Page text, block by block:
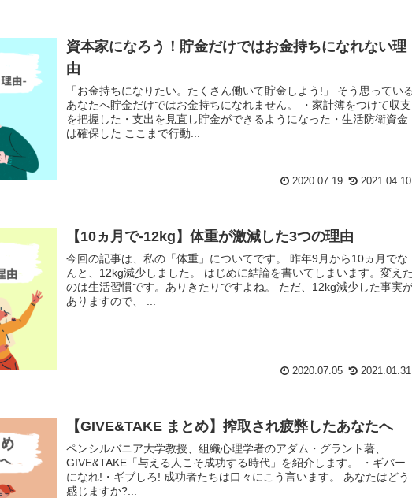
資本家になろう！貯金だけではお金持ちになれない理
由
「お金持ちになりたい。たくさん働いて貯金しよう!」 そう思っている
あなたへ貯金だけではお金持ちになれません。 ・家計簿をつけて収支
を把握した・支出を見直し貯金ができるようになった・生活防衛資金
は確保した ここまで行動...
2020.07.19 2021.04.10
【10ヵ月で-12kg】体重が激減した3つの理由
今回の記事は、私の「体重」についてです。 昨年9月から10ヵ月でな
んと、12kg減少しました。 はじめに結論を書いてしまいます。変えた
のは生活習慣です。ありきたりですよね。 ただ、12kg減少した事実が
2020.07.05 2021.01.31
【GIVE&TAKE まとめ】搾取され疲弊したあなたへ
ペンシルバニア大学教授、組織心理学者のアダム・グラント著、
GIVE&TAKE「与える人こそ成功する時代」を紹介します。 ・ギバー
になれ!・ギブしろ! 成功者たちは口々にこう言います。 あなたはどう
感じますか?...